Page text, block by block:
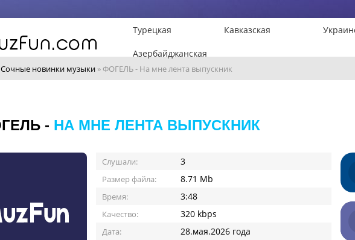
Турецкая Кавказская
Азербайджанская
Сочные новинки музыки » ФОГЕЛЬ - На мне лента выпускник
- НА МНЕ ЛЕНТА ВЫПУСКНИК
Слушали: 3
Размер файла: 8.71 Mb
Время: 3:48
Качество: 320 kbps
Дата: 28.мая.2026 года